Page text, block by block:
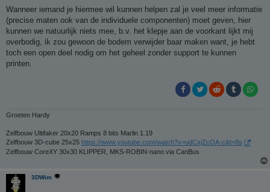
r
c
h
Wanneer iemand je hiermee wil kunnen helpen zal je veel meer informatie
(precise maten ook van de individuele componenten) moet geven, hier
kunnen we natuurlijk niets mee, b.v. het klepje aan de voorkant lijkt mij
overbodig, ik zou gewoon de bodem verwijder baar maken want, je hebt
toch een open deel nodig om het geheel zonder support te kunnen
printen.
Groeten Hardy
Zelfbouw Ultifaker 20x20 Ramps 8 bits Marlin 1.19
Zelfbouw 3D-cube 25x25 https://www.youtube.com/watch?v=udCxjZcOA-c&t=8s
Zelfbouw CoreXY 30x30 KLIPPER, MKS-ROBIN-nano via CanBus
3DWim